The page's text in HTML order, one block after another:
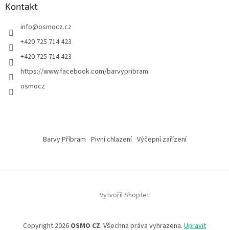
Kontakt
info@osmocz.cz
+420 725 714 423
+420 725 714 423
https://www.facebook.com/barvypribram
osmocz
Barvy Příbram Pivní chlazení Výčepní zařízení
Vytvořil Shoptet
Copyright 2026 OSMO CZ. Všechna práva vyhrazena. Upravit